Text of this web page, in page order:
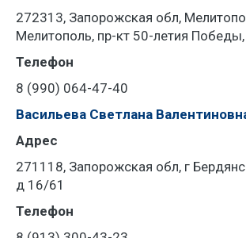
272313, Запорожская обл,
Мелитополь, пр-кт 50-летия
Телефон
8 (990) 064-47-40
Васильева Светлана
Адрес
271118, Запорожская обл, г
д 16/61
Телефон